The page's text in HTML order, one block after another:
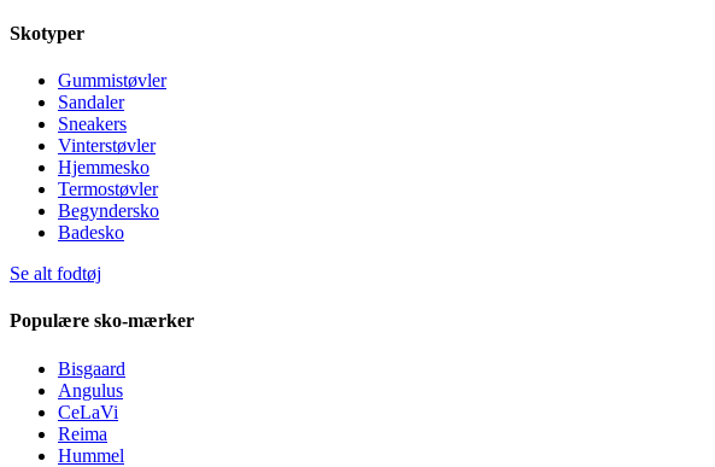
Skotyper
Gummistøvler
Sandaler
Sneakers
Vinterstøvler
Hjemmesko
Termostøvler
Begyndersko
Badesko
Se alt fodtøj
Populære sko-mærker
Bisgaard
Angulus
CeLaVi
Reima
Hummel